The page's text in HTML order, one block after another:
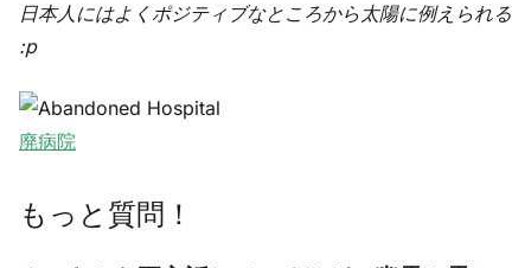
日本人にはよくポジティブなところから太陽に例えられる
:p
廃病院
もっと質問！